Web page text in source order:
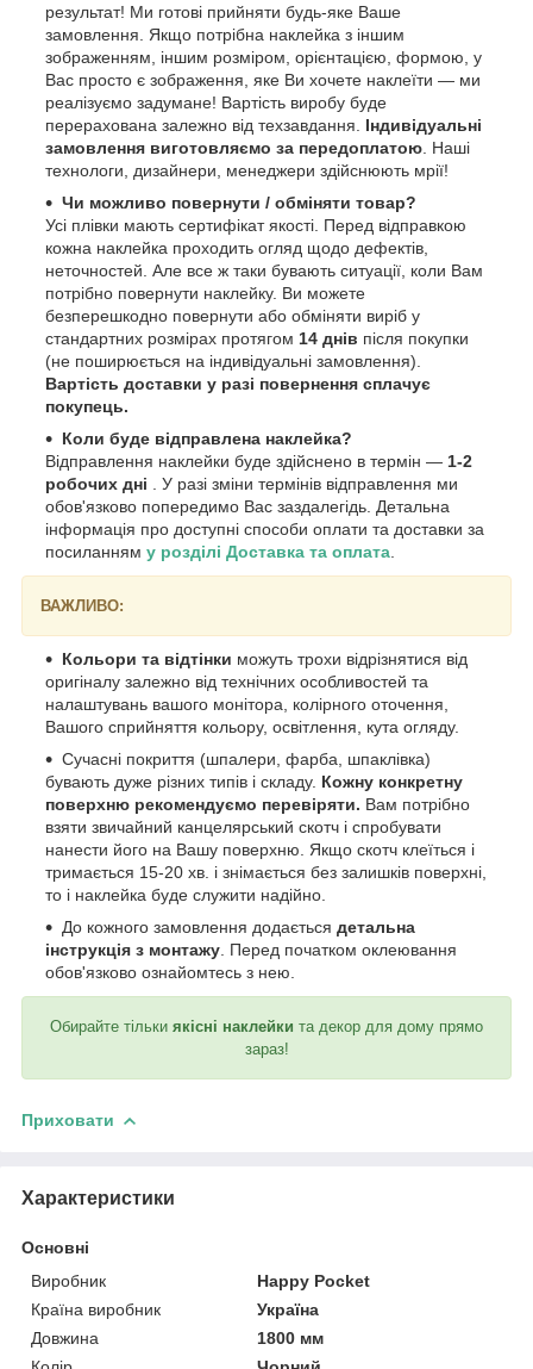
результат! Ми готові прийняти будь-яке Ваше
замовлення. Якщо потрібна наклейка з іншим
зображенням, іншим розміром, орієнтацією, формою, у
Вас просто є зображення, яке Ви хочете наклеїти — ми
реалізуємо задумане! Вартість виробу буде
перерахована залежно від техзавдання. Індивідуальні
замовлення виготовляємо за передоплатою . Наші
технологи, дизайнери, менеджери здійснюють мрії!
Чи можливо повернути / обміняти товар?
Усі плівки мають сертифікат якості. Перед відправкою
кожна наклейка проходить огляд щодо дефектів,
неточностей. Але все ж таки бувають ситуації, коли Вам
потрібно повернути наклейку. Ви можете
безперешкодно повернути або обміняти виріб у
стандартних розмірах протягом 14 днів після покупки
(не поширюється на індивідуальні замовлення).
Вартість доставки у разі повернення сплачує
покупець.
Коли буде відправлена наклейка?
Відправлення наклейки буде здійснено в термін — 1-2
робочих дні . У разі зміни термінів відправлення ми
обов'язково попередимо Вас заздалегідь. Детальна
інформація про доступні способи оплати та доставки за
посиланням у розділі Доставка та оплата
ВАЖЛИВО:
Кольори та відтінки можуть трохи відрізнятися від
оригіналу залежно від технічних особливостей та
налаштувань вашого монітора, колірного оточення,
Вашого сприйняття кольору, освітлення, кута огляду.
Сучасні покриття (шпалери, фарба, шпаклівка)
бувають дуже різних типів і складу. Кожну конкретну
поверхню рекомендуємо перевіряти. Вам потрібно
взяти звичайний канцелярський скотч і спробувати
нанести його на Вашу поверхню. Якщо скотч клеїться і
тримається 15-20 хв. і знімається без залишків поверхні,
то і наклейка буде служити надійно.
До кожного замовлення додається детальна
інструкція з монтажу . Перед початком оклеювання
обов'язково ознайомтесь з нею.
Обирайте тільки якісні наклейки та декор для дому прямо
зараз!
Приховати
Характеристики
Основні
Виробник
Happy Pocket
Країна виробник
Україна
Довжина
1800 мм